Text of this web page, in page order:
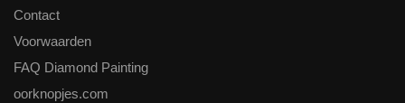
Contact
Voorwaarden
FAQ Diamond Painting
oorknopjes.com